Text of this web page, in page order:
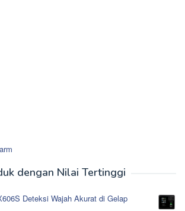
dengan Nilai Tertinggi
Deteksi Wajah Akurat di Gelap